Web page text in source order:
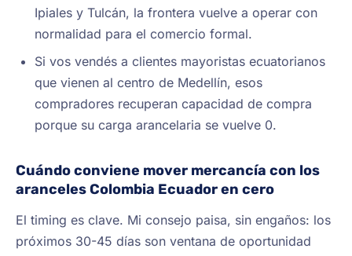
Ipiales y Tulcán, la frontera vuelve a operar con
normalidad para el comercio formal.
Si vos vendés a clientes mayoristas ecuatorianos
que vienen al centro de Medellín, esos
compradores recuperan capacidad de compra
porque su carga arancelaria se vuelve 0.
Cuándo conviene mover mercancía con los
aranceles Colombia Ecuador en cero
El timing es clave. Mi consejo paisa, sin engaños: los
próximos 30-45 días son ventana de oportunidad